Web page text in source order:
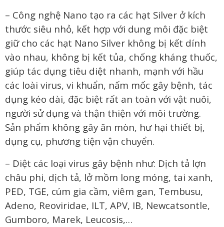
– Công nghệ Nano tạo ra các hạt Silver ở kích
thước siêu nhỏ, kết hợp với dung môi đặc biệt
giữ cho các hạt Nano Silver không bị kết dính
vào nhau, không bị kết tủa, chống kháng thuốc,
giúp tác dụng tiêu diệt nhanh, mạnh với hầu
các loài virus, vi khuẩn, nấm mốc gây bệnh, tác
dụng kéo dài, đặc biệt rất an toàn với vật nuôi,
người sử dụng và thận thiện với môi trường.
Sản phẩm không gây ăn mòn, hư hại thiết bị,
dụng cụ, phương tiện vận chuyển.
– Diệt các loại virus gây bệnh như: Dịch tả lợn
châu phi, dịch tả, lở mồm long móng, tai xanh,
PED, TGE, cúm gia cầm, viêm gan, Tembusu,
Adeno, Reoviridae, ILT, APV, IB, Newcatsontle,
Gumboro, Marek, Leucosis,…